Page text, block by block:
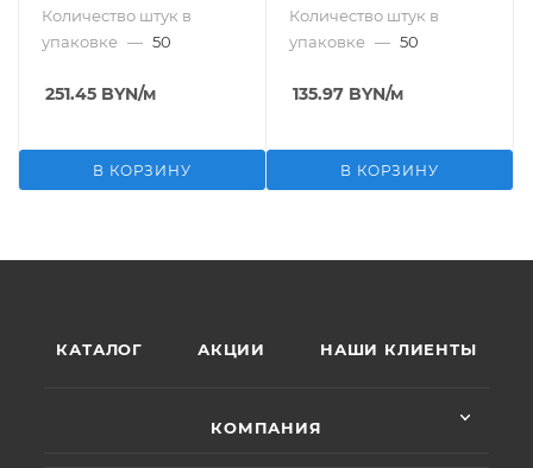
Количество штук в
упаковке — 50
251.45 BYN/м
В КОРЗИНУ
Количество штук в
упаковке — 50
135.97 BYN/м
В КОРЗИНУ
КАТАЛОГ АКЦИИ НАШИ КЛИЕНТЫ
КОМПАНИЯ